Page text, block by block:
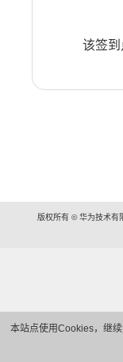
本站点使用Cookies，继
该签到
版权所有 © 华为技术有